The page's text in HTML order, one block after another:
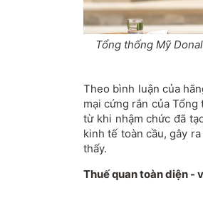
Tổng thống Mỹ
Theo bình luận của
mại cứng rắn của
từ khi nhậm chức đã
kinh tế toàn cầu, gây
thấy.
Thuế quan toàn diện -